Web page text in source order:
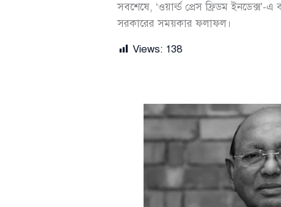
সবশেষে, ‘ওয়ার্ল্ড প্রেস ফ্রিডম ইনডেক্স’-
সরকারের সময়কার ফলাফল।
Views: 138